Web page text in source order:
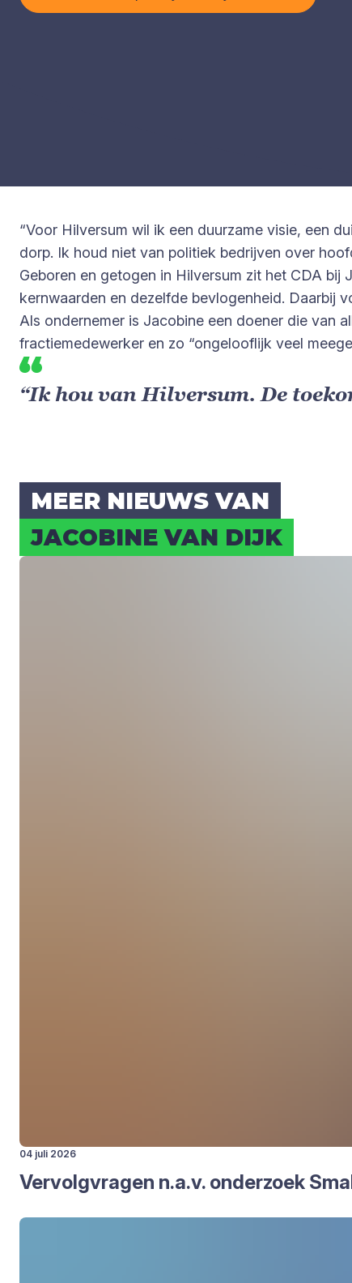
“Voor Hilversum wil ik een duurzame visie, een
dorp. Ik houd niet van politiek bedrijven over
Geboren en getogen in Hilversum zit het CDA
kernwaarden en dezelfde bevlogenheid. Daarbij
Als ondernemer is Jacobine een doener die van
fractiemedewerker en zo “ongelooflijk veel
“Ik hou van Hilversum. De
MEER NIEUWS VAN
JACO­BI­NE VAN DIJK
04 juli 2026
Ver­volg­vra­gen n.a.v. onder­zoek